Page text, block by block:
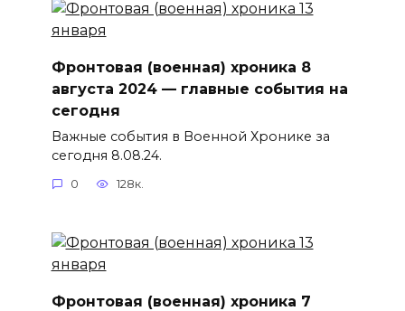
Фронтовая (военная) хроника 8
августа 2024 — главные события на
сегодня
Важные события в Военной Хронике за
сегодня 8.08.24.
0 128к.
Фронтовая (военная) хроника 7